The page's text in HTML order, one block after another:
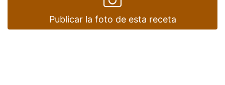
Publicar la foto de esta receta